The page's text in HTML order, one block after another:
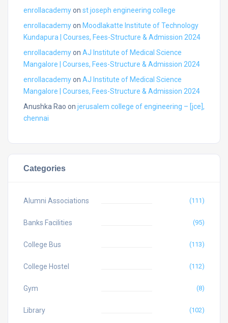
enrollacademyon st joseph engineering college
enrollacademyon Moodlakatte Institute of Technology
Kundapura | Courses, Fees-Structure & Admission 2024
enrollacademyon AJ Institute of Medical Science
Mangalore | Courses, Fees-Structure & Admission 2024
enrollacademyon AJ Institute of Medical Science
Mangalore | Courses, Fees-Structure & Admission 2024
Anushka Rao on jerusalem college of engineering – [jce],
chennai
Categories
Alumni Associations (111)
Banks Facilities (95)
College Bus (113)
College Hostel (112)
Gym (8)
Library (102)